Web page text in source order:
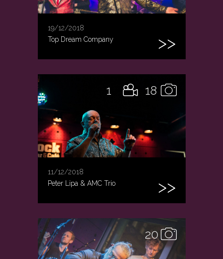
19/12/2018
Top Dream Company
18
1
11/12/2018
Peter Lipa & AMC Trio
20